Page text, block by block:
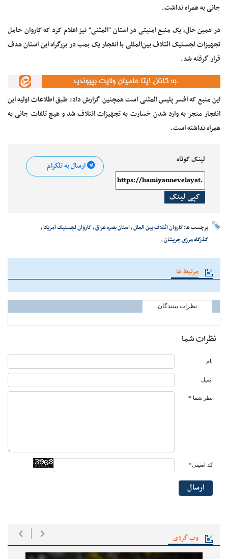
وب گردی
جانی به همراه نداشت.
در همین حال، یک منبع امنیتی در استان "المثنی" نیز اعلام کرد که کاروان حامل
تجهیزات لجستیک ائتلاف بین‌المللی با انفجار یک بمب در بزرگراه این استان هدف
قرار گرفته شد.
این منبع که افسر پلیس المثنی است همچنین گزارش داد: طبق اطلاعات اولیه این
انفجار منجر به وارد شدن خسارت به تجهیزات ائتلاف شد و هیچ تلفات جانی به
همراه نداشته است.
لینک کوتاه
کپی لینک
ارسال به تلگرام
برچسب ها:کاروان ائتلاف بین الملل،استان بصره عراق،کاروان لجستیک آمریکا،
گذرگاه مرزی جریشان،
مرتبط ها
نظرات بینندگان
نظرات شما
نام
ایمیل
نظر شما *
کد امنیتی*
ارسال